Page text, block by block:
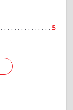
5
Подробнее